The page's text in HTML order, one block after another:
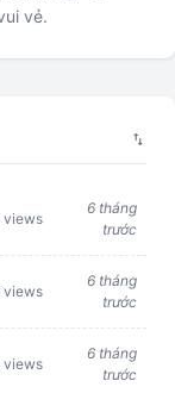
vẻ.
swap_vert
views
6 tháng
trước
views
6 tháng
trước
views
6 tháng
trước